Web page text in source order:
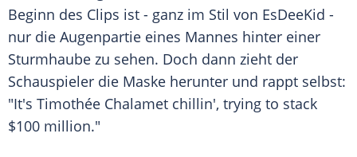
Beginn des Clips ist - ganz im Stil von EsDeeKid -
nur die Augenpartie eines Mannes hinter einer
Sturmhaube zu sehen. Doch dann zieht der
Schauspieler die Maske herunter und rappt selbst:
"It's Timothée Chalamet chillin', trying to stack
$100 million."